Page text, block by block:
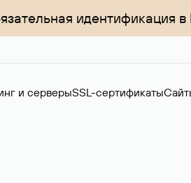
идентификация
и серверыSSL-сертификаты